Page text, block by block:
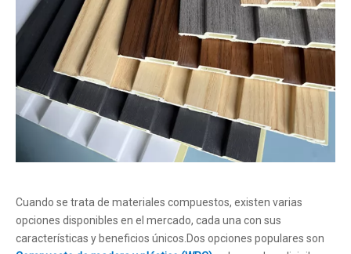
Cuando se trata de materiales compuestos, existen varias
opciones disponibles en el mercado, cada una con sus
características y beneficios únicos.Dos opciones populares son